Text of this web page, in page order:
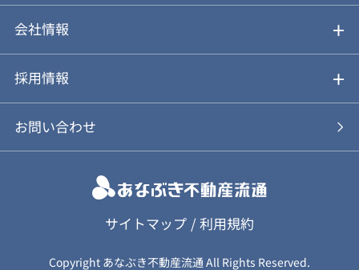
動画やパンフレットで見る
お気に入り
不動産Q&A
アルファジャーナル
会社情報
会社概要
スタッフ紹介
個人情報保護方針
カスタマーハラスメント基本方針
採用情報
新卒採用について
キャリア採用について
お問い合わせ
サイトマップ /利用規約
Copyright あなぶき不動産流通 All Rights Reserved.